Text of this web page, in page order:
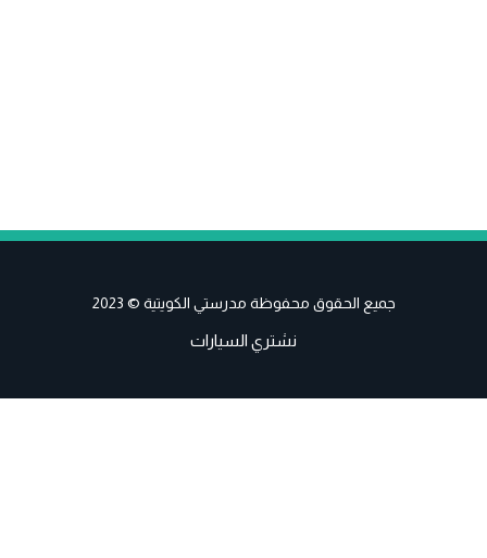
جميع الحقوق محفوظة مدرستي الكويتية © 2023
نشتري السيارات